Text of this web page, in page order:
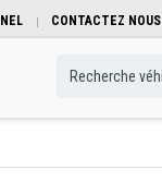
CONTACTEZ NOUS